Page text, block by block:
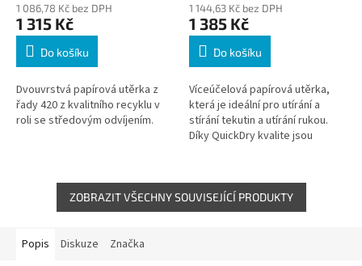
1 086,78 Kč bez DPH
1 315 Kč
Do košíku
Dvouvrstvá papírová utěrka z
řady 420 z kvalitního recyklu v
roli se středovým odvíjením.
1 144,63 Kč bez DPH
1 385 Kč
Do košíku
Víceúčelová papírová utěrka,
která je ideální pro utírání a
stírání tekutin a utírání rukou.
Díky QuickDry kvalite jsou
ZOBRAZIT VŠECHNY SOUVISEJÍCÍ PRODUKTY
Popis Diskuze Značka